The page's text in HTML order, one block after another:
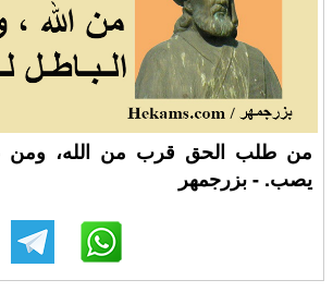
من طلب الحق قرب من الله، ومن
يصب. - بزرجمهر